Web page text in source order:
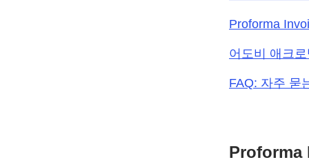
Proforma
어도비 애크
FAQ: 자주 묻
Proforma